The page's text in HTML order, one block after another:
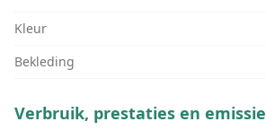
Kleur
Bekleding
Verbruik, prestaties en emissie